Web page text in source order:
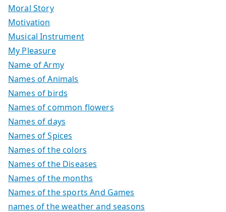
Moral Story
Motivation
Musical Instrument
My Pleasure
Name of Army
Names of Animals
Names of birds
Names of common flowers
Names of days
Names of Spices
Names of the colors
Names of the Diseases
Names of the months
Names of the sports And Games
names of the weather and seasons